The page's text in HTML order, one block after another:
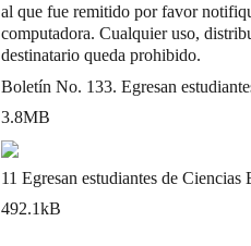
al que fue remitido por favor
computadora. Cualquier uso,
destinatario queda prohibido.
Boletín No. 133. Egresan
3.8MB
11 Egresan estudiantes de
492.1kB